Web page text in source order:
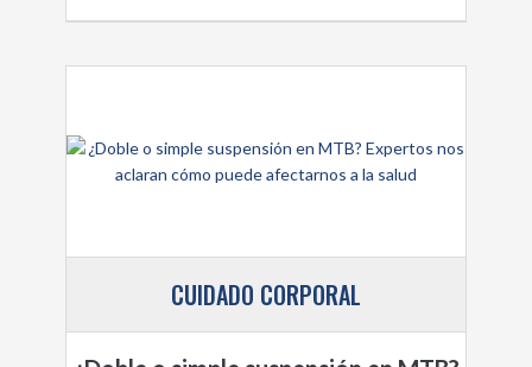
CUIDADO CORPORAL